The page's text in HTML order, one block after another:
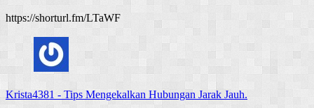
https://shorturl.fm/LTaWF
Krista4381 - Tips Mengekalkan Hubungan Jarak Jauh.